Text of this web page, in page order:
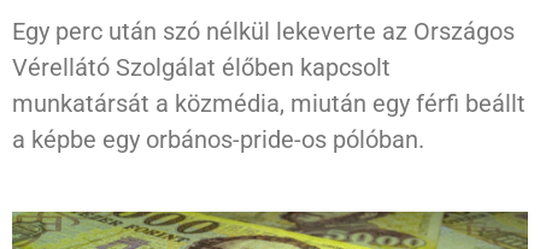
Egy perc után szó nélkül lekeverte az Országos
Vérellátó Szolgálat élőben kapcsolt
munkatársát a közmédia, miután egy férfi beállt
a képbe egy orbános-pride-os pólóban.